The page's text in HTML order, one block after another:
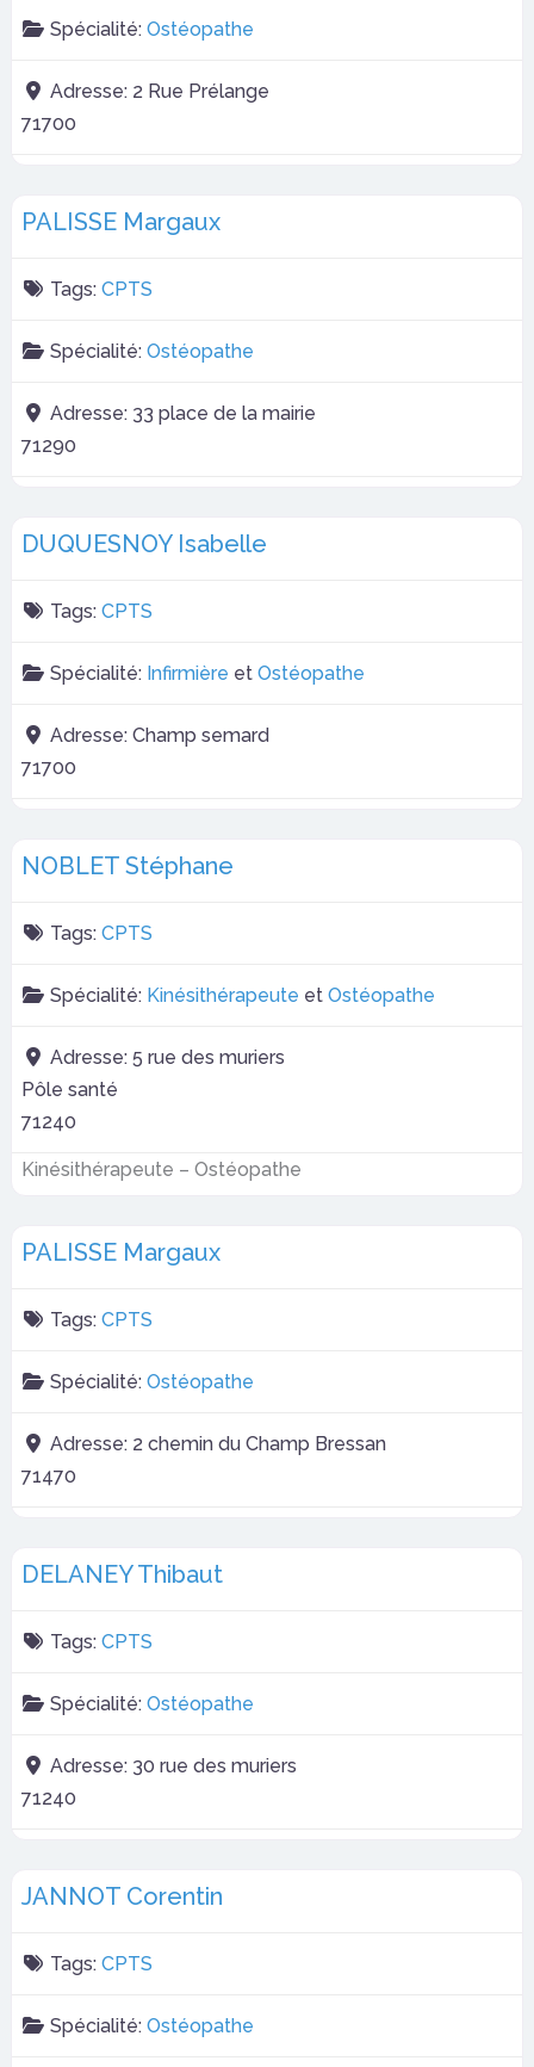
Spécialité: Ostéopathe
Adresse: 2 Rue Prélange
71700
PALISSE Margaux
Tags: CPTS
Spécialité: Ostéopathe
Adresse: 33 place de la mairie
71290
DUQUESNOY Isabelle
Tags: CPTS
Spécialité: Infirmière et Ostéopathe
Adresse: Champ semard
71700
NOBLET Stéphane
Tags: CPTS
Spécialité: Kinésithérapeute et Ostéopathe
Adresse: 5 rue des muriers
Pôle santé
71240
Kinésithérapeute – Ostéopathe
PALISSE Margaux
Tags: CPTS
Spécialité: Ostéopathe
Adresse: 2 chemin du Champ Bressan
71470
DELANEY Thibaut
Tags: CPTS
Spécialité: Ostéopathe
Adresse: 30 rue des muriers
71240
JANNOT Corentin
Tags: CPTS
Spécialité: Ostéopathe